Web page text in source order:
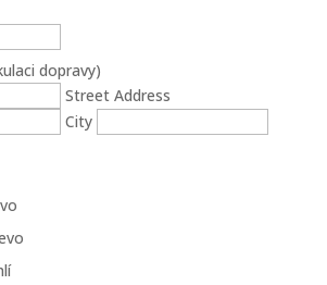
dopravy)
Street Address
City